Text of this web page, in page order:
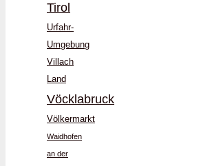
Tirol
Urfahr-
Umgebung
Villach
Land
Vöcklabruck
Völkermarkt
Waidhofen
an der